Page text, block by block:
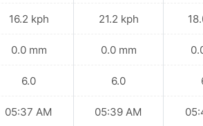
16.2 kph
0.0 mm
6.0
05:37 AM
21.2 kph
0.0 mm
6.0
05:39 AM